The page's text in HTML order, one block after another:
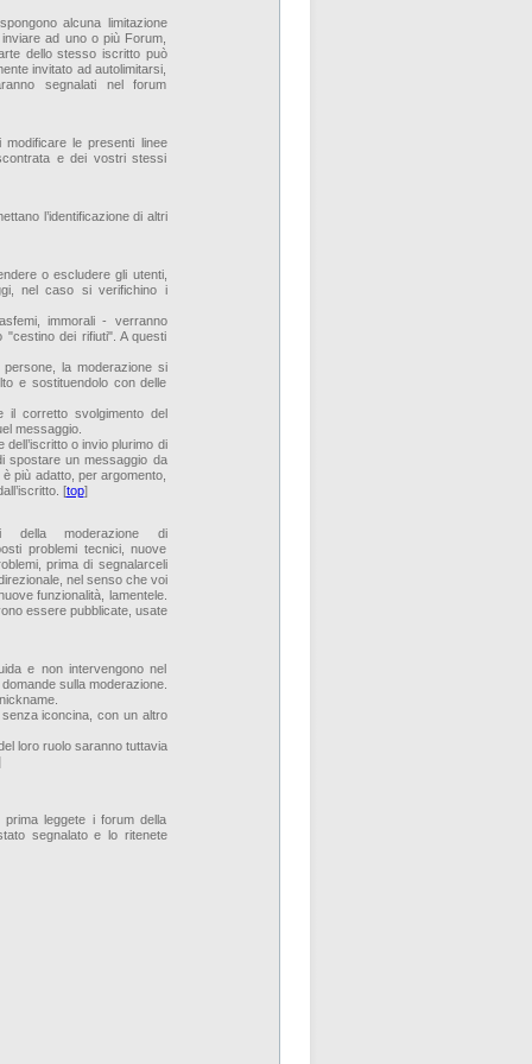
alcuna limitazione
ad uno o più Forum,
dello stesso iscritto può
invitato ad autolimitarsi,
segnalati nel forum
le presenti linee
e dei vostri stessi
l’identificazione di altri
o escludere gli utenti,
nel caso si verifichino i
immorali - verranno
dei rifiuti". A questi
la moderazione si
e sostituendolo con delle
il corretto svolgimento del
messaggio.
o invio plurimo di
spostare un messaggio da
più adatto, per argomento,
[top]
della moderazione di
problemi tecnici, nuove
prima di segnalarceli
nel senso che voi
funzionalità, lamentele.
essere pubblicate, usate
e non intervengono nel
sulla moderazione.
iconcina, con un altro
loro ruolo saranno tuttavia
prima leggete i forum della
segnalato e lo ritenete